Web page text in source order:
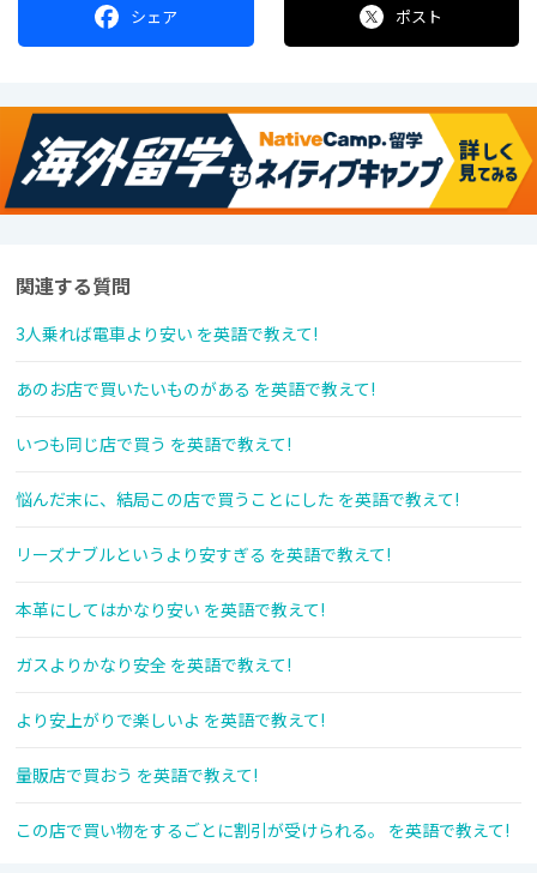
シェア ポスト
関連する質問
3人乗れば電車より安い を英語で教えて!
あのお店で買いたいものがある を英語で教えて!
いつも同じ店で買う を英語で教えて!
悩んだ末に、結局この店で買うことにした を英語で教えて!
リーズナブルというより安すぎる を英語で教えて!
本革にしてはかなり安い を英語で教えて!
ガスよりかなり安全 を英語で教えて!
より安上がりで楽しいよ を英語で教えて!
量販店で買おう を英語で教えて!
この店で買い物をするごとに割引が受けられる。 を英語で教えて!